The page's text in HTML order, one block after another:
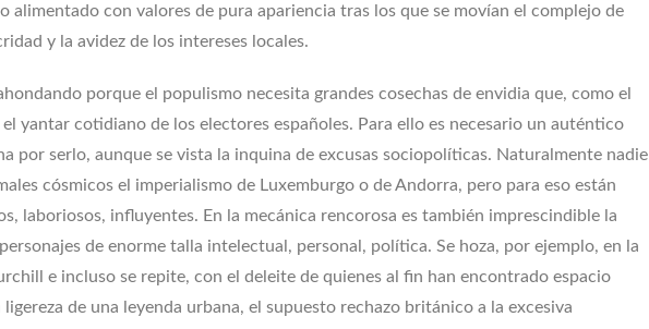
alimentado con valores de pura apariencia tras los que se movían el complejo de
y la avidez de los intereses locales.
porque el populismo necesita grandes cosechas de envidia que, como el
yantar cotidiano de los electores españoles. Para ello es necesario un auténtico
por serlo, aunque se vista la inquina de excusas sociopolíticas. Naturalmente nadie
cósmicos el imperialismo de Luxemburgo o de Andorra, pero para eso están
laboriosos, influyentes. En la mecánica rencorosa es también imprescindible la
de enorme talla intelectual, personal, política. Se hoza, por ejemplo, en la
e incluso se repite, con el deleite de quienes al fin han encontrado espacio
de una leyenda urbana, el supuesto rechazo británico a la excesiva